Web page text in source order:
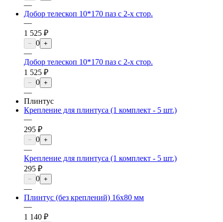
—
Добор телескоп 10*170 паз с 2-х стор.
—
1 525 ₽
− 0 +
—
Добор телескоп 10*170 паз с 2-х стор.
1 525 ₽
− 0 +
—
Плинтус
Крепление для плинтуса (1 комплект - 5 шт.)
—
295 ₽
− 0 +
—
Крепление для плинтуса (1 комплект - 5 шт.)
295 ₽
− 0 +
—
Плинтус (без креплений) 16х80 мм
—
1 140 ₽